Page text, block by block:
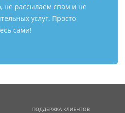
не рассылаем спам и не
услуг. Просто
сами!
ПОДДЕРЖКА КЛИЕНТОВ